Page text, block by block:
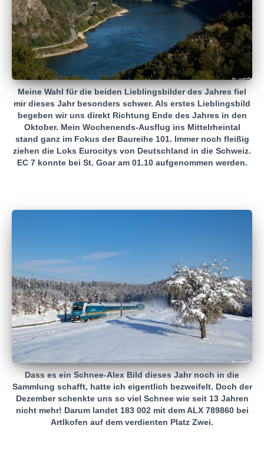
Meine Wahl für die beiden Lieblingsbilder des Jahres fiel
mir dieses Jahr besonders schwer. Als erstes Lieblingsbild
begeben wir uns direkt Richtung Ende des Jahres in den
Oktober. Mein Wochenends-Ausflug ins Mittelrheintal
stand ganz im Fokus der Baureihe 101. Immer noch fleißig
ziehen die Loks Eurocitys von Deutschland in die Schweiz.
EC 7 konnte bei St. Goar am 01.10 aufgenommen werden.
Dass es ein Schnee-Alex Bild dieses Jahr noch in die
Sammlung schafft, hatte ich eigentlich bezweifelt. Doch der
Dezember schenkte uns so viel Schnee wie seit 13 Jahren
nicht mehr! Darum landet 183 002 mit dem ALX 789860 bei
Artlkofen auf dem verdienten Platz Zwei.